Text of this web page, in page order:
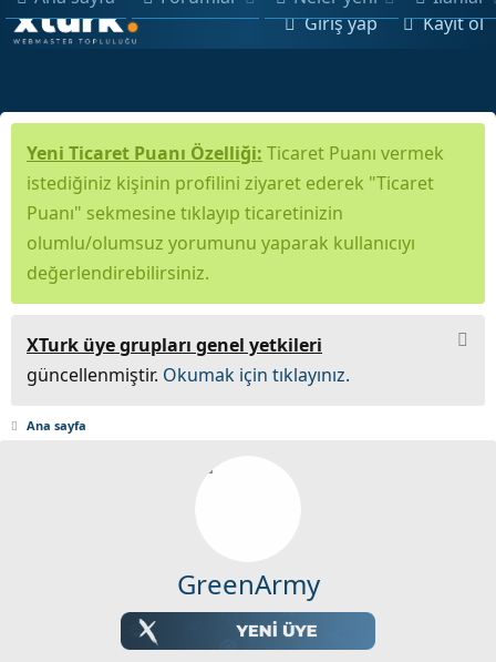
Giriş yap Kayıt ol
Yeni Ticaret Puanı Özelliği: Ticaret Puanı vermek
istediğiniz kişinin profilini ziyaret ederek "Ticaret
Puanı" sekmesine tıklayıp ticaretinizin
olumlu/olumsuz yorumunu yaparak kullanıcıyı
değerlendirebilirsiniz.
XTurk üye grupları genel yetkileri
güncellenmiştir. Okumak için tıklayınız.
Ana sayfa
GreenArmy